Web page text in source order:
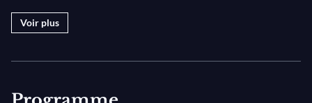
Voir plus